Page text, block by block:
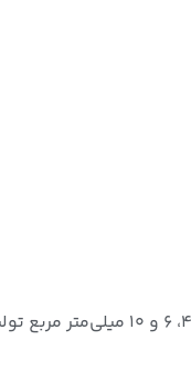
یکی از مهم‌ترین عوامل تعیین‌کننده قیمت کابل